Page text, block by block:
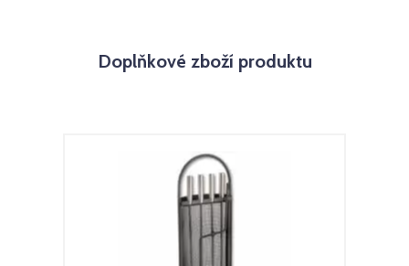
Doplňkové zboží produktu